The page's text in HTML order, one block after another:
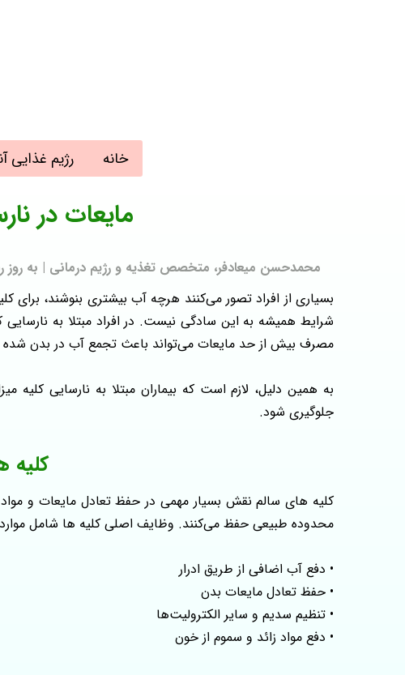
خانه رژیم غذایی
مایعات در
محمدحسن میعادفر، متخصص تغذیه و رژیم درمانی | به روز رسانی: ۰۷
بسیاری از افراد تصور می‌کنند هرچه آب بیشتری بنوشند، برای
شرایط همیشه به این سادگی نیست. در افراد مبتلا به
مصرف بیش از حد مایعات می‌تواند باعث تجمع آب در بدن شده
به همین دلیل، لازم است که بیماران مبتلا به نارسایی کلیه
جلوگیری شود.
کلیه‌
کلیه‌ های سالم نقش بسیار مهمی در حفظ تعادل مایعات و مواد
محدوده طبیعی حفظ می‌کنند. وظایف اصلی کلیه‌ ها شامل
• دفع آب اضافی از طریق ادرار
• حفظ تعادل مایعات بدن
• تنظیم سدیم و سایر الکترولیت‌ها
• دفع مواد زائد و سموم از خون